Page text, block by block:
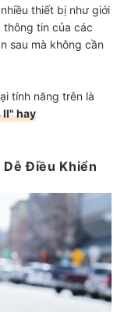
thiết bị như giới
tin của các
sau mà không cần
tính năng trên là
hay
Điều Khiển